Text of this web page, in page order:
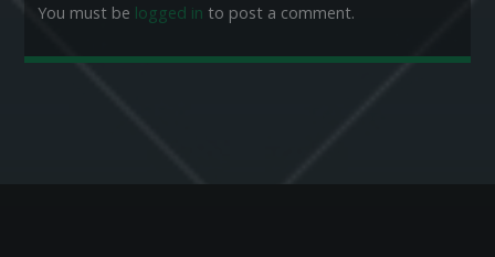
You must be logged in to post a comment.